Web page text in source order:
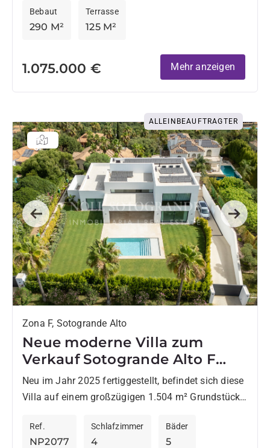
290 M²
Bebaut
125 M²
Terrasse
1.075.000 € Mehr anzeigen
Previous Next
ALLEINBEAUFTRAGTER
Zona F, Sotogrande Alto
Neue moderne Villa zum
Verkauf Sotogrande Alto F
Zone
Neu im Jahr 2025 fertiggestellt, befindet sich diese
Villa auf einem großzügigen 1.504 m² Grundstück
523 m² innen,...
NP2077
Ref.
4
Schlafzimmer
5
Bäder